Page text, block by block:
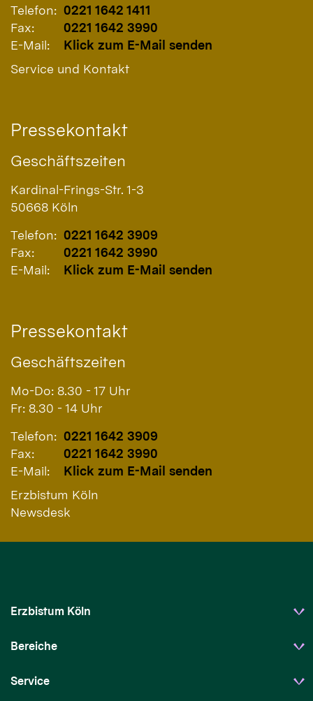
Telefon: 0221 1642 1411
Fax:
0221 1642 3990
E-Mail:
Klick zum E-Mail senden
Service und Kontakt
Pressekontakt
Geschäftszeiten
Kardinal-Frings-Str. 1-3
50668 Köln
Telefon: 0221 1642 3909
Fax:
0221 1642 3990
E-Mail:
Klick zum E-Mail senden
Pressekontakt
Geschäftszeiten
Mo-Do: 8.30 - 17 Uhr
Fr: 8.30 - 14 Uhr
Telefon: 0221 1642 3909
Fax:
0221 1642 3990
E-Mail:
Klick zum E-Mail senden
Erzbistum Köln
Newsdesk
Erzbistum Köln
Bereiche
Service